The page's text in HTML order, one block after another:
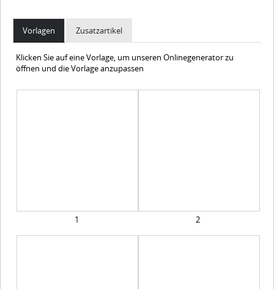
Vorlagen Zusatzartikel
Klicken Sie auf eine Vorlage, um unseren Onlinegenerator zu
öffnen und die Vorlage anzupassen
1 2